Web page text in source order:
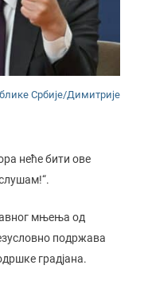
Србије/Димитрије
неће бити ове
мњења од
подржава
градјана.